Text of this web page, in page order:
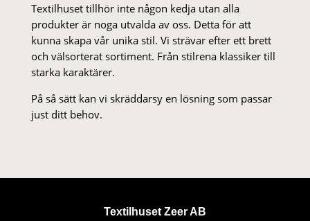
Textilhuset tillhör inte någon kedja utan alla
produkter är noga utvalda av oss. Detta för att
kunna skapa vår unika stil. Vi strä­var efter ett brett
och välsorterat sor­ti­ment. Från stil­rena klas­siker till
starka karaktärer.
På så sätt kan vi skräddarsy en lösning som passar
just ditt behov.
Textilhuset Zeer AB